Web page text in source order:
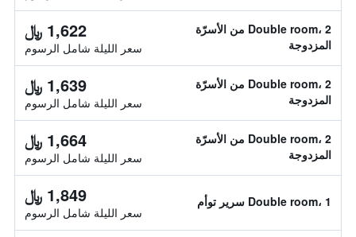
Double room، 2 من الأسرّة
المزدوجة
1,622 ﷼
سعر الليلة شامل الرسوم
Double room، 2 من الأسرّة
المزدوجة
1,639 ﷼
سعر الليلة شامل الرسوم
Double room، 2 من الأسرّة
المزدوجة
1,664 ﷼
سعر الليلة شامل الرسوم
Double room، 1 سرير توأم 1,849 ﷼
سعر الليلة شامل الرسوم